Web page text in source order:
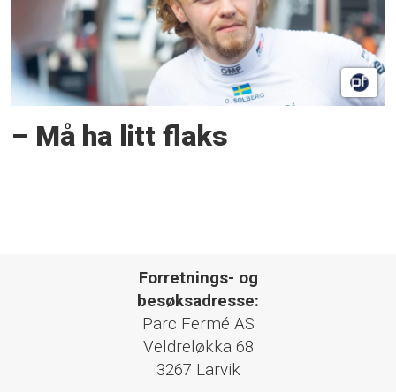
– Må ha litt flaks
Forretnings- og
besøksadresse:
Parc Fermé AS
Veldreløkka 68
3267 Larvik